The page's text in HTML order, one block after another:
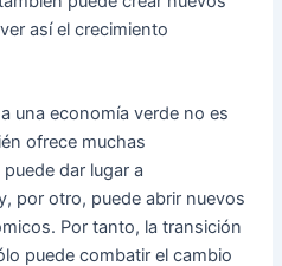
así el crecimiento
una economía verde no es
ofrece muchas
dar lugar a
por otro, puede abrir nuevos
Por tanto, la transición
puede combatir el cambio